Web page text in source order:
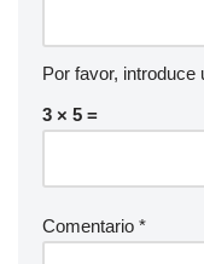
Por favor, introduce
3 × 5 =
Comentario *